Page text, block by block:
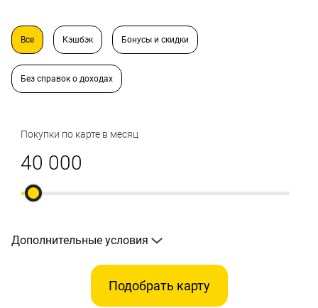
Все Кэшбэк Бонусы и скидки
Без справок о доходах
Покупки по карте в месяц
Дополнительные условия
Подобрать карту